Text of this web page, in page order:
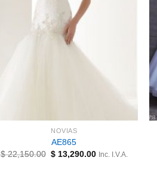
NOVIAS
AE865
$22,150.00 El
$ 13,290.00ElInc. I.V.A.